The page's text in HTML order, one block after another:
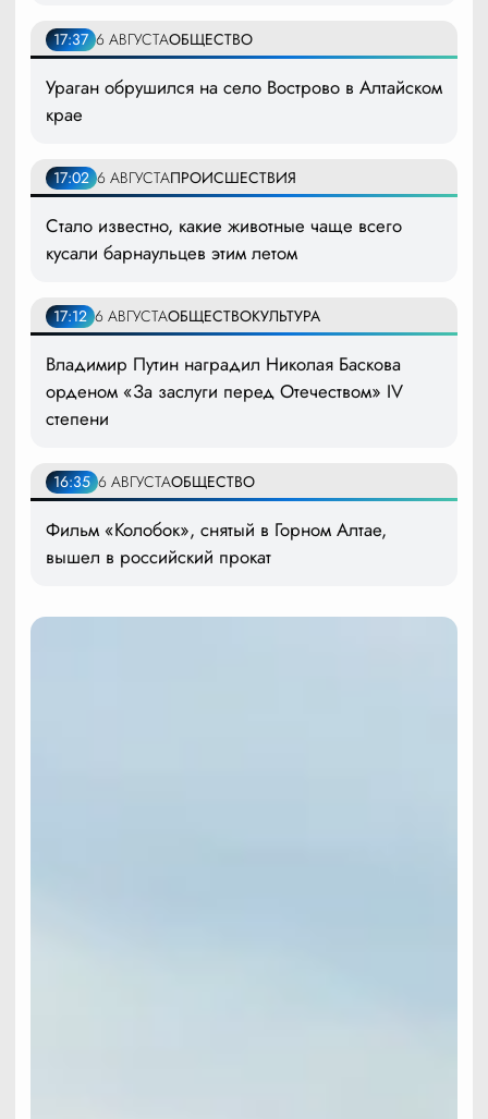
17:37 6 АВГУСТАОБЩЕСТВО
Ураган обрушился на село Вострово в Алтайском
крае
17:02 6 АВГУСТАПРОИСШЕСТВИЯ
Стало известно, какие животные чаще всего
кусали барнаульцев этим летом
17:12 6 АВГУСТАОБЩЕСТВОКУЛЬТУРА
Владимир Путин наградил Николая Баскова
орденом «За заслуги перед Отечеством» IV
степени
16:35 6 АВГУСТАОБЩЕСТВО
Фильм «Колобок», снятый в Горном Алтае,
вышел в российский прокат